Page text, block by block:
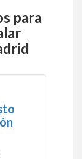
para